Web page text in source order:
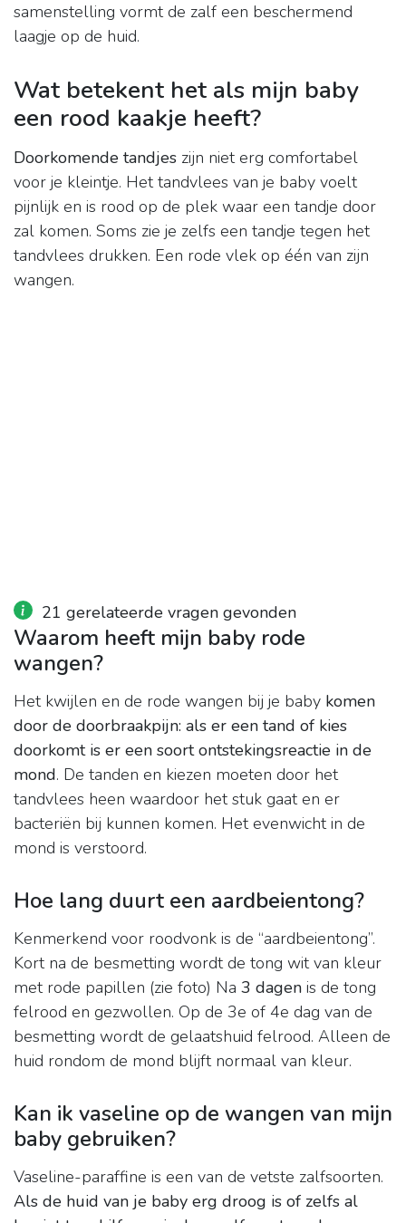
samenstelling vormt de zalf een beschermend
laagje op de huid.
Wat betekent het als mijn baby
een rood kaakje heeft?
Doorkomende tandjes zijn niet erg comfortabel
voor je kleintje. Het tandvlees van je baby voelt
pijnlijk en is rood op de plek waar een tandje door
zal komen. Soms zie je zelfs een tandje tegen het
tandvlees drukken. Een rode vlek op één van zijn
wangen.
21 gerelateerde vragen gevonden
Waarom heeft mijn baby rode
wangen?
Het kwijlen en de rode wangen bij je baby komen
door de doorbraakpijn: als er een tand of kies
doorkomt is er een soort ontstekingsreactie in de
mond. De tanden en kiezen moeten door het
tandvlees heen waardoor het stuk gaat en er
bacteriën bij kunnen komen. Het evenwicht in de
mond is verstoord.
Hoe lang duurt een aardbeientong?
Kenmerkend voor roodvonk is de “aardbeientong”.
Kort na de besmetting wordt de tong wit van kleur
met rode papillen (zie foto) Na 3 dagen is de tong
felrood en gezwollen. Op de 3e of 4e dag van de
besmetting wordt de gelaatshuid felrood. Alleen de
huid rondom de mond blijft normaal van kleur.
Kan ik vaseline op de wangen van mijn
baby gebruiken?
Vaseline-paraffine is een van de vetste zalfsoorten.
Als de huid van je baby erg droog is of zelfs al